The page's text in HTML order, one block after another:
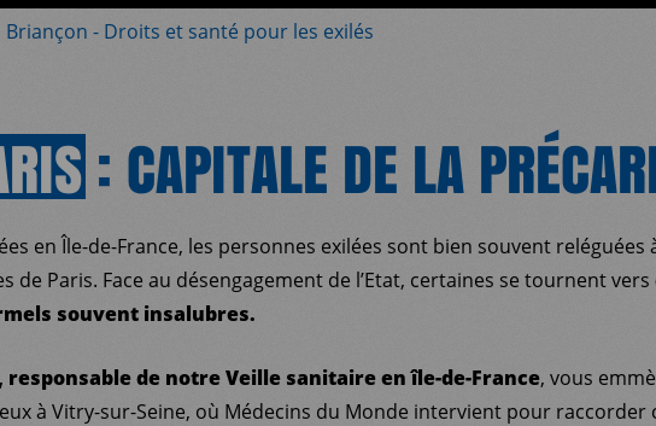
Briançon - Droits et santé pour les exilés
: CAPITALE DE LA
en Île-de-France, les personnes exilées sont bien souvent reléguées
de Paris. Face au désengagement de l’Etat, certaines se tournent vers
souvent insalubres.
responsable de notre Veille sanitaire en île-de-France, vous
à Vitry-sur-Seine, où Médecins du Monde intervient pour raccorder